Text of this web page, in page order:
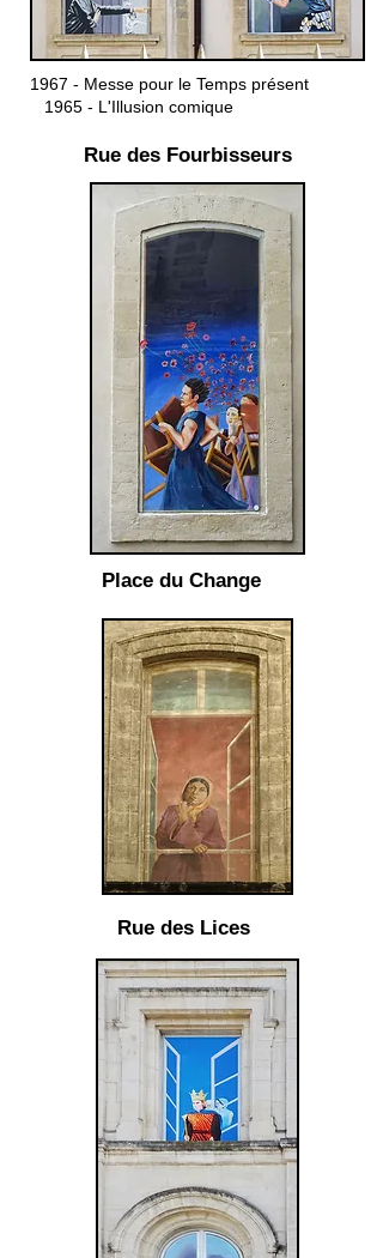
1967 - Messe pour le Temps présent
1965 - L'Illusion comique
Rue des Fourbisseurs
Place du Change
Rue des Lices